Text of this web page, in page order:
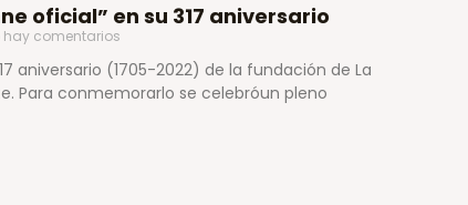
oficial” en su 317 aniversario
hay comentarios
aniversario (1705-2022) de la fundación de La
Para conmemorarlo se celebróun pleno